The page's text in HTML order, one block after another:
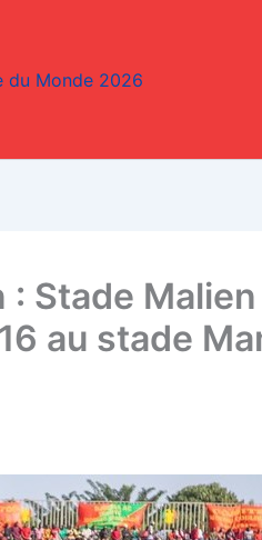
du Monde 2026
Stade Malien
au stade